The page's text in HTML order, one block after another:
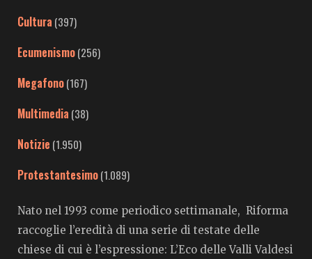
Cultura (397)
Ecumenismo(256)
Megafono(167)
Multimedia (38)
Notizie (1.950)
Protestantesimo(1.089)
Nato nel 1993 come periodico settimanale, Riforma
raccoglie l’eredità di una serie di testate delle
chiese di cui è l’espressione: L’Eco delle Valli Valdesi